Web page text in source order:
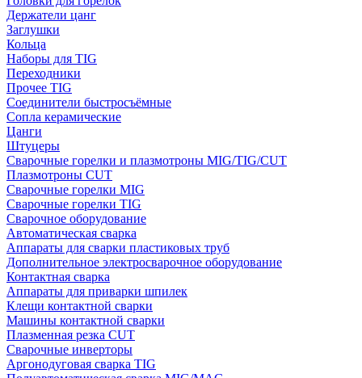
Держатели цанг
Заглушки
Кольца
Наборы для TIG
Переходники
Прочее TIG
Соединители быстросъёмные
Сопла керамические
Цанги
Штуцеры
Сварочные горелки и плазмотроны MIG/TIG/CUT
Плазмотроны CUT
Сварочные горелки MIG
Сварочные горелки TIG
Сварочное оборудование
Автоматическая сварка
Аппараты для сварки пластиковых труб
Дополнительное электросварочное оборудование
Контактная сварка
Аппараты для приварки шпилек
Клещи контактной сварки
Машины контактной сварки
Плазменная резка CUT
Сварочные инверторы
Аргонодуговая сварка TIG